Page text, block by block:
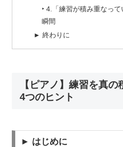
‣ 4.「練習が積み重なっ
瞬間
► 終わりに
【ピアノ】練習を真
4つのヒント
► はじめに